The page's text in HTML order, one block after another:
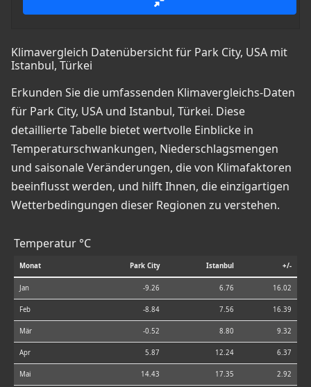
Klimavergleich Datenübersicht für Park City, USA mit
Istanbul, Türkei
Erkunden Sie die umfassenden Klimavergleichs-Daten
für Park City, USA und Istanbul, Türkei. Diese
detaillierte Tabelle bietet wertvolle Einblicke in
Temperaturschwankungen, Niederschlagsmengen
und saisonale Veränderungen, die von Klimafaktoren
beeinflusst werden, und hilft Ihnen, die einzigartigen
Wetterbedingungen dieser Regionen zu verstehen.
Temperatur °C
Monat Park City Istanbul +/-
Jan -9.26 6.76 16.02
Feb -8.84 7.56 16.39
Mär -0.52 8.80 9.32
Apr 5.87 12.24 6.37
Mai 14.43 17.35 2.92